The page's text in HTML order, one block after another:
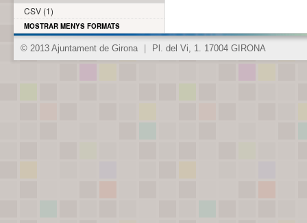
CSV (1)
MOSTRAR MENYS FORMATS
© 2013 Ajuntament de Girona Pl. del Vi, 1. 17004 GIRONA